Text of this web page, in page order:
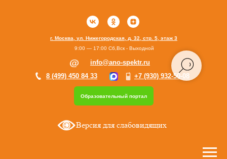
Образовательный портал
г. Москва, ул. Нижегородская, д. 32, стр. 5, этаж 3
+7 (930) 932-50-08
8 (499) 450 84 33
info@ano-spektr.ru
9:00 — 17:00 Сб,Вск - Выходной
Версия для слабовидящих